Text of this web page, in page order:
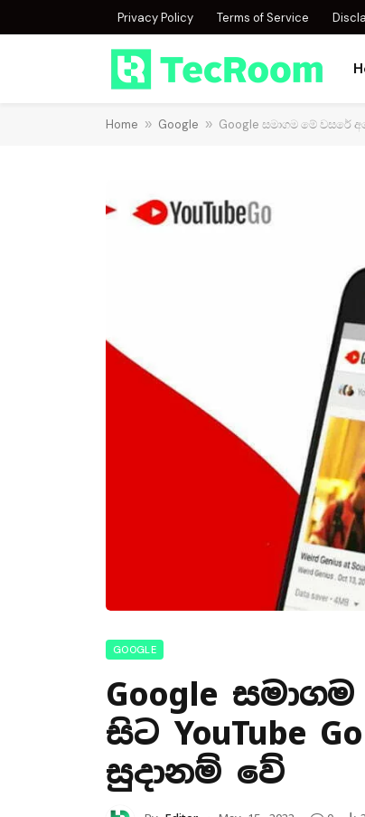
Privacy Policy Terms of Service
Home » Google » Google සමාගම මේ වසරේ
GOOGLE
Google
සිට YouTube
සුදානම් වේ